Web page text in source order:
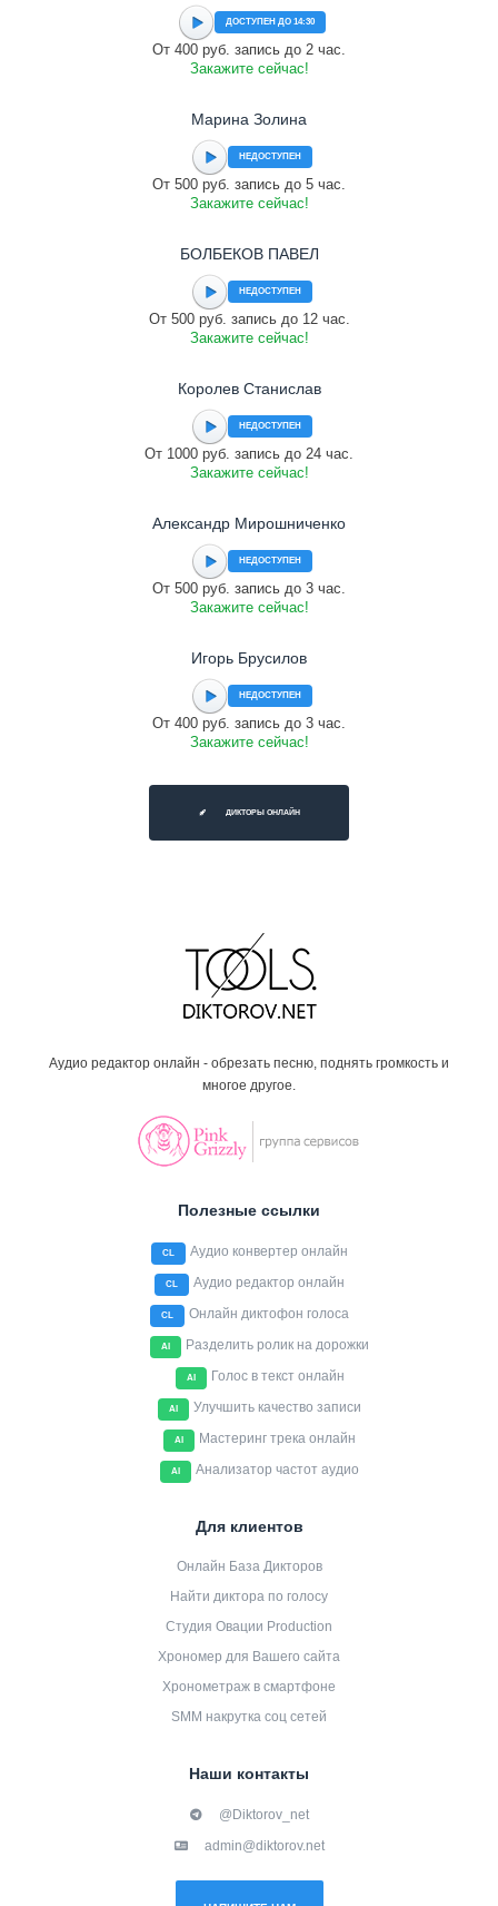
ДОСТУПЕН ДО 14:30
От 400 руб. запись до 2 час.
Закажите сейчас!
Марина Золина
НЕДОСТУПЕН
От 500 руб. запись до 5 час.
Закажите сейчас!
БОЛБЕКОВ ПАВЕЛ
НЕДОСТУПЕН
От 500 руб. запись до 12 час.
Закажите сейчас!
Королев Станислав
НЕДОСТУПЕН
От 1000 руб. запись до 24 час.
Закажите сейчас!
Александр Мирошниченко
НЕДОСТУПЕН
От 500 руб. запись до 3 час.
Закажите сейчас!
Игорь Брусилов
НЕДОСТУПЕН
От 400 руб. запись до 3 час.
Закажите сейчас!
ДИКТОРЫ ОНЛАЙН
Аудио редактор онлайн - обрезать песню, поднять громкость и
многое другое.
Полезные ссылки
CL Аудио конвертер онлайн
CL Аудио редактор онлайн
CL Онлайн диктофон голоса
AI Разделить ролик на дорожки
AI Голос в текст онлайн
AI Улучшить качество записи
AI Мастеринг трека онлайн
AI Анализатор частот аудио
Для клиентов
Онлайн База Дикторов
Найти диктора по голосу
Студия Овации Production
Хрономер для Вашего сайта
Хронометраж в смартфоне
SMM накрутка соц сетей
Наши контакты
@Diktorov_net
admin@diktorov.net